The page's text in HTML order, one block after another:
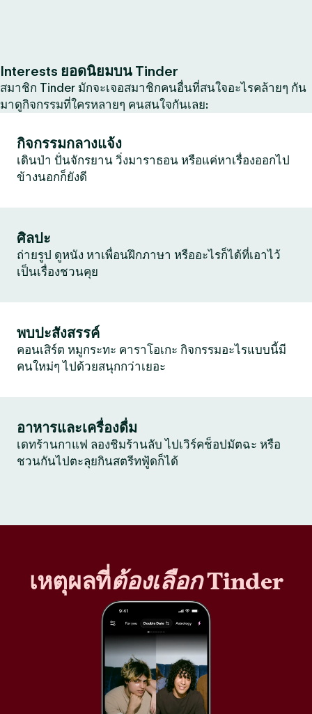
Interests ยอดนิยมบน Tinder
สมาชิก Tinder มักจะเจอสมาชิกคนอื่นที่สนใจอะไรคล้ายๆ กัน
มาดูกิจกรรมที่ใครหลายๆ คนสนใจกันเลย:
กิจกรรมกลางแจ้ง
เดินป่า ปั่นจักรยาน วิ่งมาราธอน หรือแค่หาเรื่องออกไป
ข้างนอกก็ยังดี
ศิลปะ
ถ่ายรูป ดูหนัง หาเพื่อนฝึกภาษา หรืออะไรก็ได้ที่เอาไว้
เป็นเรื่องชวนคุย
พบปะสังสรรค์
คอนเสิร์ต หมูกระทะ คาราโอเกะ กิจกรรมอะไรแบบนี้มี
คนใหม่ๆ ไปด้วยสนุกกว่าเยอะ
อาหารและเครื่องดื่ม
เดทร้านกาแฟ ลองชิมร้านลับ ไปเวิร์คช็อปมัตฉะ หรือ
ชวนกันไปตะลุยกินสตรีทฟู้ดก็ได้
เหตุผลที่ต้องเลือกTinder